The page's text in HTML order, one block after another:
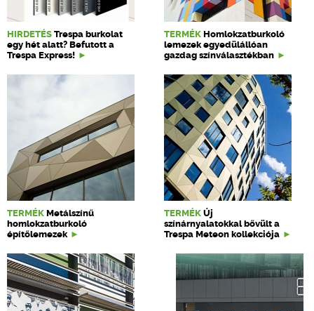
HIRDETÉS Trespa burkolat
egy hét alatt? Befutott a
Trespa Express!
TERMÉK Homlokzatburkoló
lemezek egyedülállóan
gazdag színválasztékban
TERMÉK Metálszínű
homlokzatburkoló
építőlemezek
TERMÉK Új
színárnyalatokkal bővült a
Trespa Meteon kollekciója